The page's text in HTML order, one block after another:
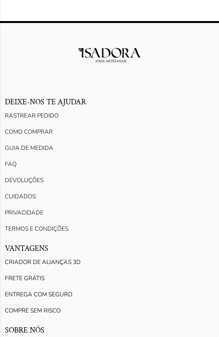
DEIXE-NOS TE AJUDAR
RASTREAR PEDIDO
COMO COMPRAR
GUIA DE MEDIDA
FAQ
DEVOLUÇÕES
CUIDADOS
PRIVACIDADE
TERMOS E CONDIÇÕES
VANTAGENS
CRIADOR DE ALIANÇAS 3D
FRETE GRÁTIS
ENTREGA COM SEGURO
COMPRE SEM RISCO
SOBRE NÓS